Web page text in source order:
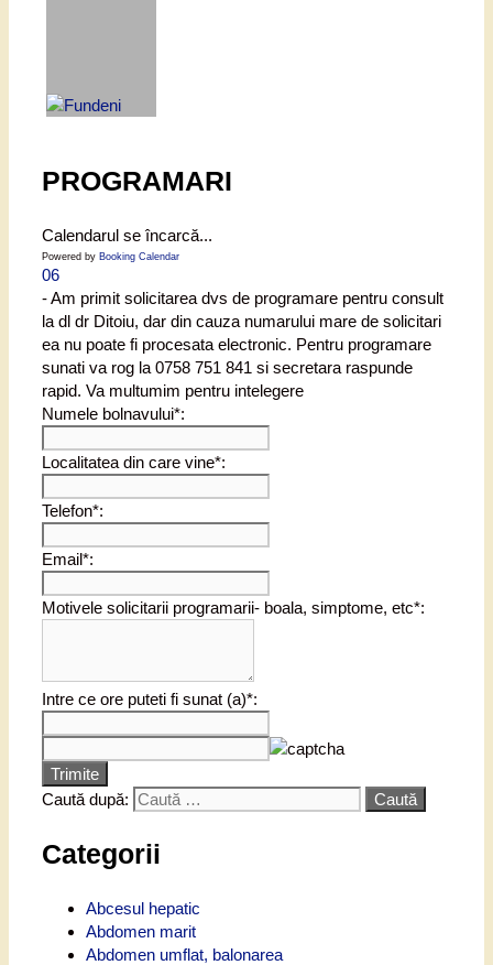
PROGRAMARI
Calendarul se încarcă...
Powered by Booking Calendar
06
- Am primit solicitarea dvs de programare pentru consult
la dl dr Ditoiu, dar din cauza numarului mare de solicitari
ea nu poate fi procesata electronic. Pentru programare
sunati va rog la 0758 751 841 si secretara raspunde
rapid. Va multumim pentru intelegere
Numele bolnavului*:
Localitatea din care vine*:
Telefon*:
Email*:
Motivele solicitarii programarii- boala, simptome, etc*:
Intre ce ore puteti fi sunat (a)*:
Trimite
Caută după:
Categorii
Abcesul hepatic
Abdomen marit
Abdomen umflat, balonarea